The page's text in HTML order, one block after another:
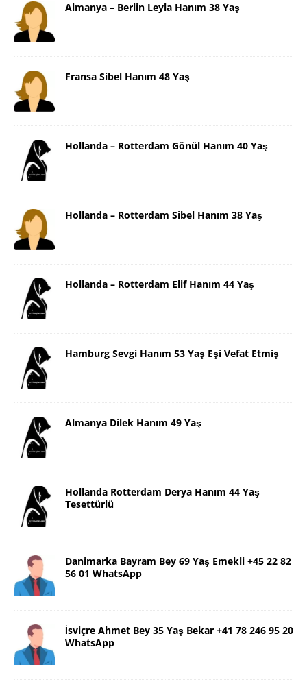
Almanya – Berlin Leyla Hanım 38 Yaş
Fransa Sibel Hanım 48 Yaş
Hollanda – Rotterdam Gönül Hanım 40 Yaş
Hollanda – Rotterdam Sibel Hanım 38 Yaş
Hollanda – Rotterdam Elif Hanım 44 Yaş
Hamburg Sevgi Hanım 53 Yaş Eşi Vefat Etmiş
Almanya Dilek Hanım 49 Yaş
Hollanda Rotterdam Derya Hanım 44 Yaş
Tesettürlü
Danimarka Bayram Bey 69 Yaş Emekli +45 22 82
56 01 WhatsApp
İsviçre Ahmet Bey 35 Yaş Bekar +41 78 246 95 20
WhatsApp